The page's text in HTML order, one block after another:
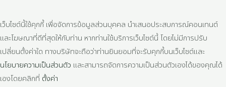
เว็บไซต์นี้ใช้คุกกี้ เพื่อจัดการข้อมูลส่วนบุคคล นำเสนอประสบการณ์คอนเทนต์
และโฆษณาที่ดีที่สุดให้กับท่าน หากท่านใช้บริการเว็บไซต์นี้ โดยไม่มีการปรับ
เปลี่ยนตั้งค่าใด ทางบริษัทจะถือว่าท่านยินยอมที่จะรับคุกกี้บนเว็บไซต์และ
นโยบายความเป็นส่วนตัว และสามารถจัดการความเป็นส่วนตัวเองได้ของคุณได้
เองโดยคลิกที่ ตั้งค่า